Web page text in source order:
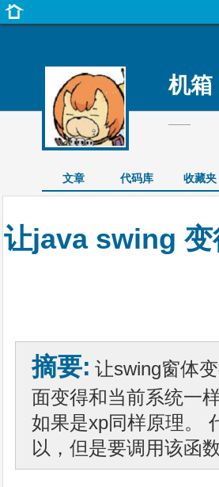
机箱
——
文章 代码库 收藏夹
让java swing 变
摘要: 让swing窗体
面变得和当前系统一
如果是xp同样原理。
以，但是要调用该函